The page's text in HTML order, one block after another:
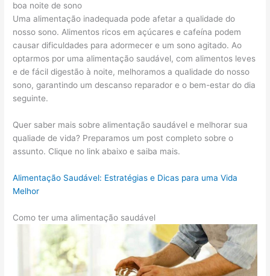
boa noite de sono
Uma alimentação inadequada pode afetar a qualidade do
nosso sono. Alimentos ricos em açúcares e cafeína podem
causar dificuldades para adormecer e um sono agitado. Ao
optarmos por uma alimentação saudável, com alimentos leves
e de fácil digestão à noite, melhoramos a qualidade do nosso
sono, garantindo um descanso reparador e o bem-estar do dia
seguinte.
Quer saber mais sobre alimentação saudável e melhorar sua
qualiade de vida? Preparamos um post completo sobre o
assunto. Clique no link abaixo e saiba mais.
Alimentação Saudável: Estratégias e Dicas para uma Vida
Melhor
Como ter uma alimentação saudável